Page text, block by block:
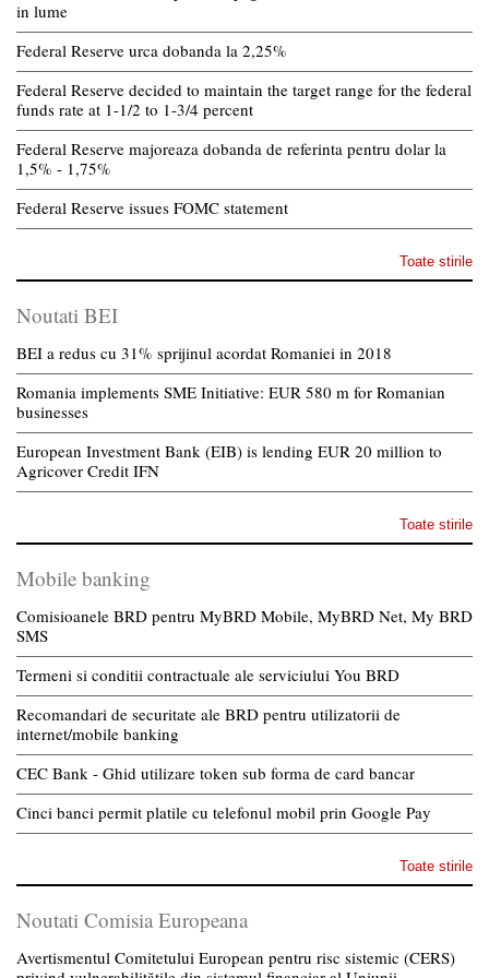
in lume
Federal Reserve urca dobanda la 2,25%
Federal Reserve decided to maintain the target range for the federal
funds rate at 1-1/2 to 1-3/4 percent
Federal Reserve majoreaza dobanda de referinta pentru dolar la
1,5% - 1,75%
Federal Reserve issues FOMC statement
Toate stirile
Noutati BEI
BEI a redus cu 31% sprijinul acordat Romaniei in 2018
Romania implements SME Initiative: EUR 580 m for Romanian
businesses
European Investment Bank (EIB) is lending EUR 20 million to
Agricover Credit IFN
Toate stirile
Mobile banking
Comisioanele BRD pentru MyBRD Mobile, MyBRD Net, My BRD
SMS
Termeni si conditii contractuale ale serviciului You BRD
Recomandari de securitate ale BRD pentru utilizatorii de
internet/mobile banking
CEC Bank - Ghid utilizare token sub forma de card bancar
Cinci banci permit platile cu telefonul mobil prin Google Pay
Toate stirile
Noutati Comisia Europeana
Avertismentul Comitetului European pentru risc sistemic (CERS)